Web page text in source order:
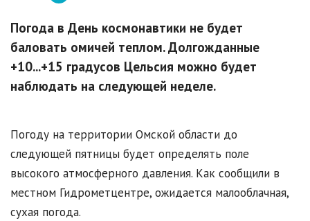
Погода в День космонавтики не будет
баловать омичей теплом. Долгожданные
+10...+15 градусов Цельсия можно будет
наблюдать на следующей неделе.
Погоду на территории Омской области до
следующей пятницы будет определять поле
высокого атмосферного давления. Как сообщили в
местном Гидрометцентре, ожидается малооблачная,
сухая погода.